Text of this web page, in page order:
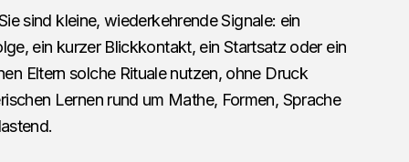
sind kleine, wiederkehrende Signale: ein
ein kurzer Blickkontakt, ein Startsatz oder ein
Eltern solche Rituale nutzen, ohne Druck
Lernen rund um Mathe, Formen, Sprache